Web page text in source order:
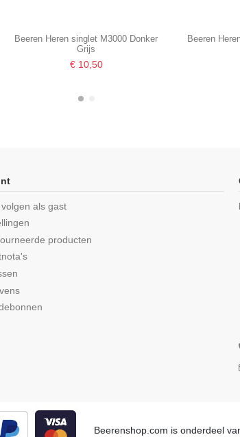
Beeren Heren singlet M3000 Donker
Grijs
€ 10,50
Beeren
als gast
producten
Beerenshop.com is onderdeel